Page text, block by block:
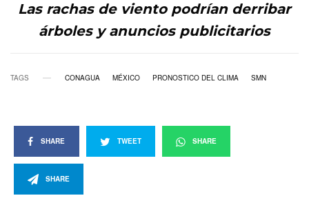
Las rachas de viento podrían derribar
árboles y anuncios publicitarios
TAGS CONAGUA MÉXICO PRONOSTICO DEL CLIMA SMN
SHARE TWEET SHARE
SHARE